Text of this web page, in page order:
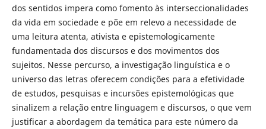
dos sentidos impera como fomento às interseccionalidades
da vida em sociedade e põe em relevo a necessidade de
uma leitura atenta, ativista e epistemologicamente
fundamentada dos discursos e dos movimentos dos
sujeitos. Nesse percurso, a investigação linguística e o
universo das letras oferecem condições para a efetividade
de estudos, pesquisas e incursões epistemológicas que
sinalizem a relação entre linguagem e discursos, o que vem
justificar a abordagem da temática para este número da